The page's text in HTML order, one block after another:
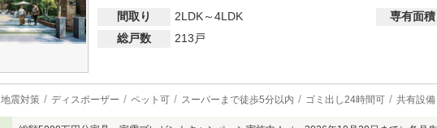
間取り
2LDK～4LDK 専有面積
総戸数 213戸
地震対策 ディスポーザー ペット可 スーパーまで徒歩5分以内 ゴミ出し24時間可 共有設備